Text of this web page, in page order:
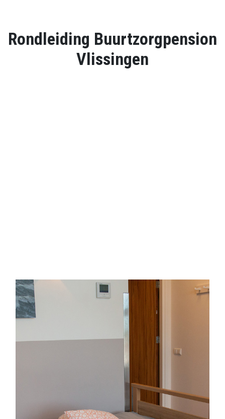
Rondleiding Buurtzorgpension
Vlissingen